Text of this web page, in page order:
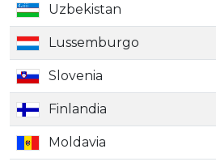
Uzbekistan
Lussemburgo
Slovenia
Finlandia
Moldavia